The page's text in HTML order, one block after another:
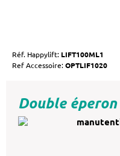
Réf. Happylift: LIFT100ML1
Ref Accessoire:OPTLIF1020
Double